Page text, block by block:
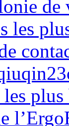
de
les
les